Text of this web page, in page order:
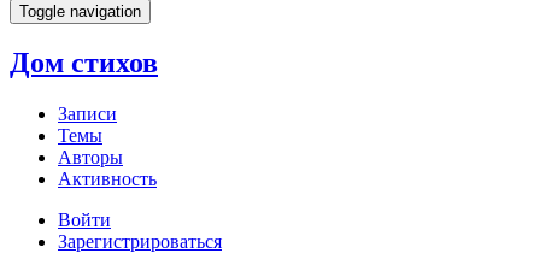
Toggle navigation
Дом стихов
Записи
Темы
Авторы
Активность
Войти
Зарегистрироваться